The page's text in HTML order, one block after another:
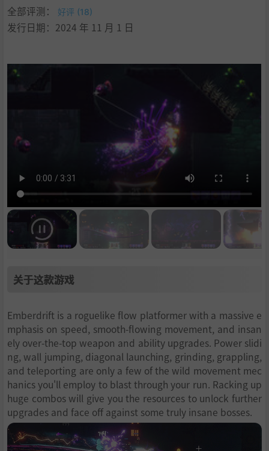
全部评测：
好评 (18)
发行日期：2024 年 11 月 1 日
关于这款游戏
Emberdrift is a roguelike flow platformer with a massive e
mphasis on speed, smooth-flowing movement, and insan
ely over-the-top weapon and ability upgrades. Power slidi
ng, wall jumping, diagonal launching, grinding, grappling,
and teleporting are only a few of the wild movement mec
hanics you'll employ to blast through your run. Racking up
huge combos will give you the resources to unlock further
upgrades and face off against some truly insane bosses.